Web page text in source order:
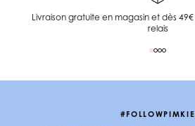
Livraison gratuite en magasin et dès
relais
#FOLLOWPIMKIE